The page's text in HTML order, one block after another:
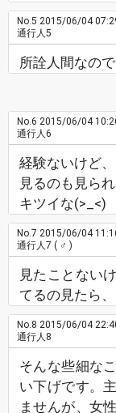
No.5 2015/06/04
通行人5
所詮人間なの
No.6 2015/06/04
通行人6
経験ないけど、
見るのも見ら
キツイな(>_<)
No.7 2015/06/04
通行人7 ( ♂ )
見たことない
てるの見たら
No.8 2015/06/04
通行人8
そんな些細な
い下げです。
ませんが、女